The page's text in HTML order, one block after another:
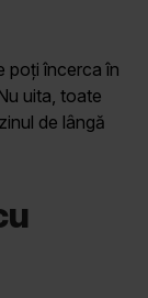
poți încerca în
uita, toate
de lângă